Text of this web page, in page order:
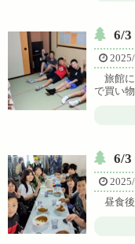
6/
旅館に
で買い
6/
昼食後